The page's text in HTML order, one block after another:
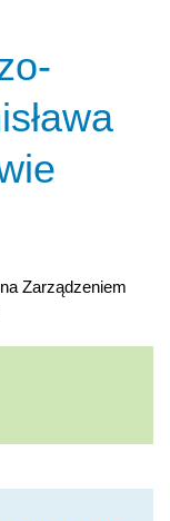
Zarządzeniem